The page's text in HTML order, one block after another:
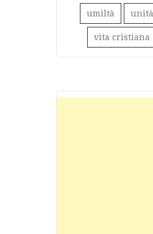
umiltà unità
vita cristiana